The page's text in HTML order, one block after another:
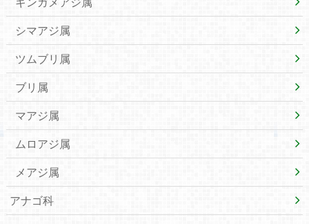
シマアジ属
ツムブリ属
ブリ属
マアジ属
ムロアジ属
メアジ属
アナゴ科